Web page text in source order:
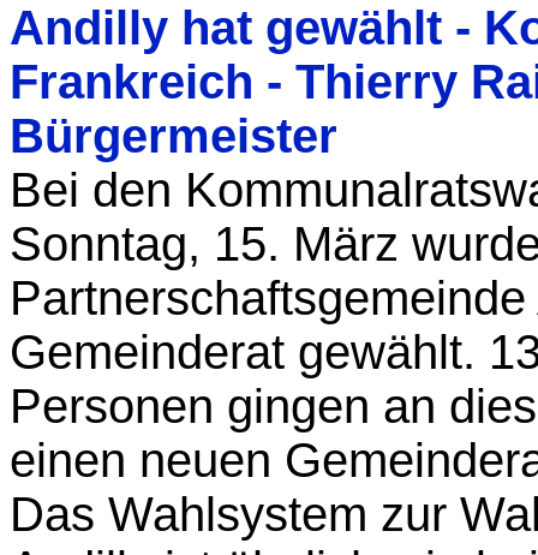
Andilly hat gewählt -
Frankreich - Thierry
Bürgermeister
Bei den
Sonntag, 15. März
Gemeinderat gewählt.
Personen gingen an
einen neuen
Das Wahlsystem zur